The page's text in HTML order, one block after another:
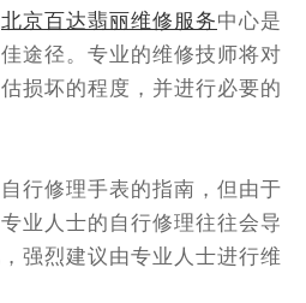
北京百达翡丽维修服务中心是
途径。专业的维修技师将对
损坏的程度，并进行必要的
修理手表的指南，但由于
业人士的自行修理往往会导
强烈建议由专业人士进行维